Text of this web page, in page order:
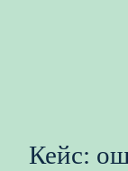
Кейс: